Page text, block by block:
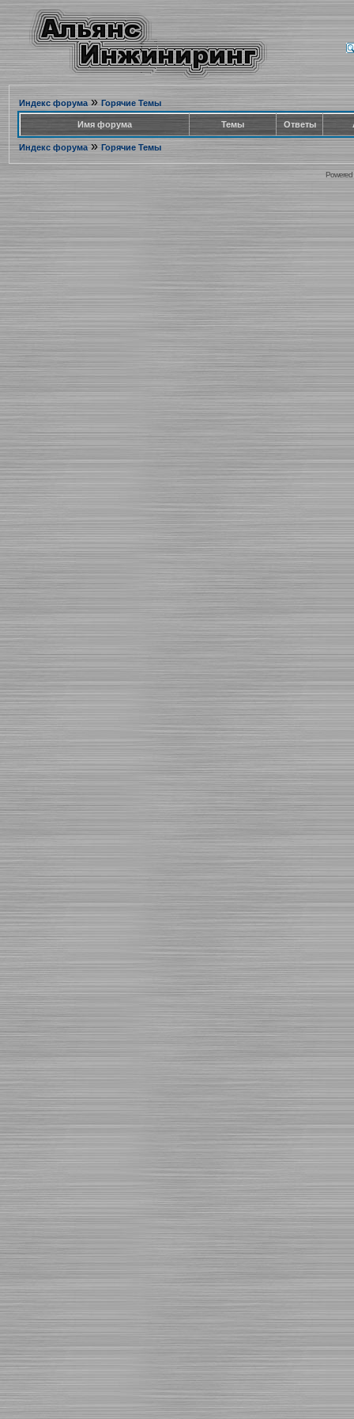
Индекс форума» Горячие Темы
Имя форума Темы Ответы
Индекс форума» Горячие Темы